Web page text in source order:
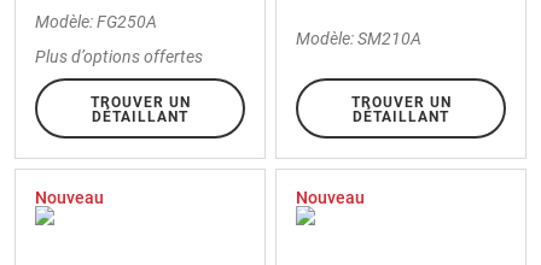
Modèle: FG250A
Plus d’options offertes
TROUVER UN
DÉTAILLANT
Modèle: SM210A
TROUVER UN
DÉTAILLANT
Nouveau Nouveau